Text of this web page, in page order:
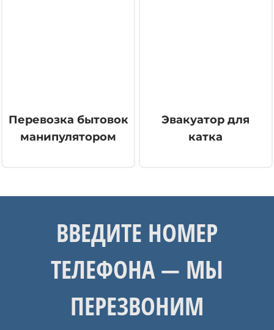
Перевозка бытовок
манипулятором
Эвакуатор для
катка
ВВЕДИТЕ НОМЕР
ТЕЛЕФОНА — МЫ
ПЕРЕЗВОНИМ